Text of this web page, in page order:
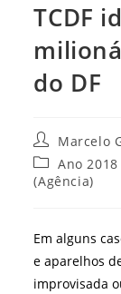
TCDF
do DF
Autor
do
post:
Marcelo
Categoria
do
Ano 2018
(Agência)
Em alguns
e aparelhos
improvisada